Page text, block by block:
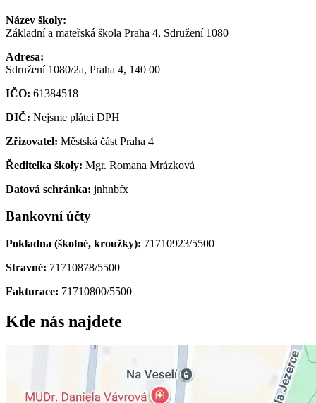
Název školy:
Základní a mateřská škola Praha 4, Sdružení 1080
Adresa:
Sdružení 1080/2a, Praha 4, 140 00
IČO: 61384518
DIČ: Nejsme plátci DPH
Zřizovatel: Městská část Praha 4
Ředitelka školy: Mgr. Romana Mrázková
Datová schránka: jnhnbfx
Bankovní účty
Pokladna (školné, kroužky): 71710923/5500
Stravné: 71710878/5500
Fakturace: 71710800/5500
Kde nás najdete